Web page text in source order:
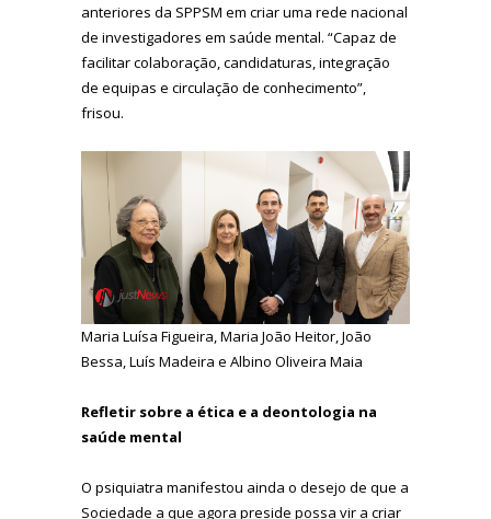
anteriores da SPPSM em criar uma rede nacional
de investigadores em saúde mental. “Capaz de
facilitar colaboração, candidaturas, integração
de equipas e circulação de conhecimento”,
frisou.
Maria Luísa Figueira, Maria João Heitor, João
Bessa, Luís Madeira e Albino Oliveira Maia
Refletir sobre a ética e a deontologia na
saúde mental
O psiquiatra manifestou ainda o desejo de que a
Sociedade a que agora preside possa vir a criar